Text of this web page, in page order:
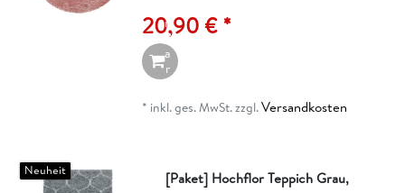
20,90 € *
n
W
a
r
e
n
k
* inkl. ges. MwSt.zzgl.Versandkosten
Neuheit
[Paket] Hochflor Teppich Grau,